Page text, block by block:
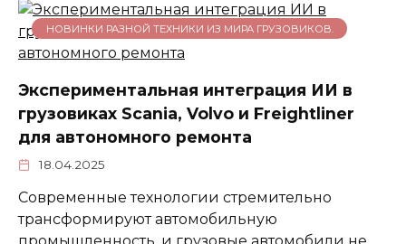
НОВИНКИ РАЗНОЙ ТЕХНИКИ ИЗ МИРА ГРУЗОВИКОВ.
Экспериментальная интеграция ИИ в
грузовиках Scania, Volvo и Freightliner
для автономного ремонта
18.04.2025
Современные технологии стремительно
трансформируют автомобильную